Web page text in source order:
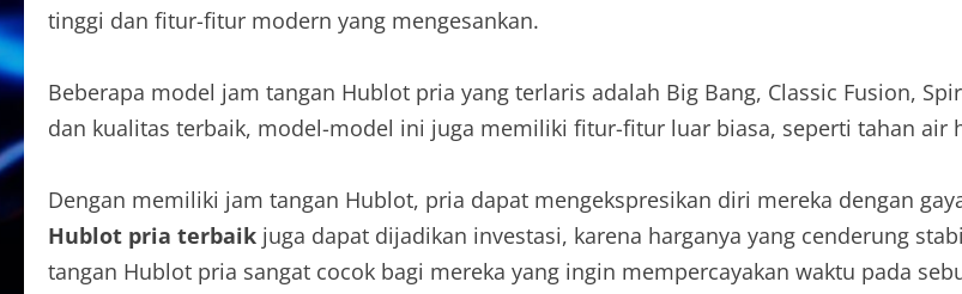
tinggi dan fitur-fitur modern yang mengesankan.
Beberapa model jam tangan Hublot pria yang terlaris adalah Big Bang, Classic Fusion,
dan kualitas terbaik, model-model ini juga memiliki fitur-fitur luar biasa, seperti tahan
Dengan memiliki jam tangan Hublot, pria dapat mengekspresikan diri mereka dengan
Hublot pria terbaik juga dapat dijadikan investasi, karena harganya yang cenderung
tangan Hublot pria sangat cocok bagi mereka yang ingin mempercayakan waktu pada